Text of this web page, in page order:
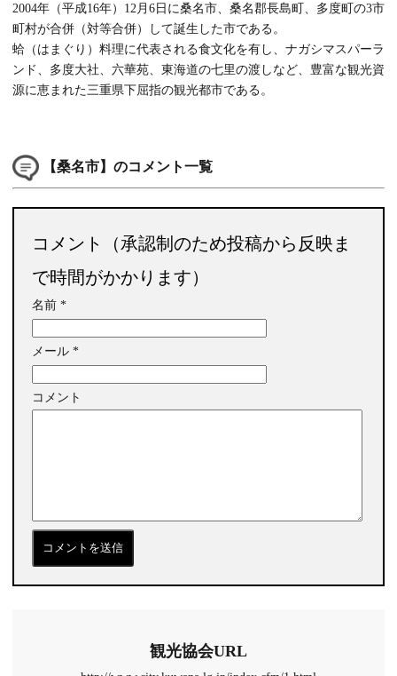
2004年（平成16年）12月6日に桑名市、桑名郡長島町、多度町の3市
町村が合併（対等合併）して誕生した市である。
蛤（はまぐり）料理に代表される食文化を有し、ナガシマスパーラ
ンド、多度大社、六華苑、東海道の七里の渡しなど、豊富な観光資
源に恵まれた三重県下屈指の観光都市である。
【桑名市】のコメント一覧
コメント（承認制のため投稿から反映ま
で時間がかかります）
名前 *
メール *
コメント
観光協会URL